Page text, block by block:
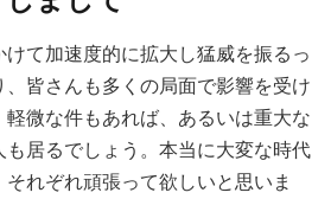
て加速度的に拡大し猛威を振るっ
皆さんも多くの局面で影響を受け
微な件もあれば、あるいは重大な
居るでしょう。本当に大変な時代
れぞれ頑張って欲しいと思いま